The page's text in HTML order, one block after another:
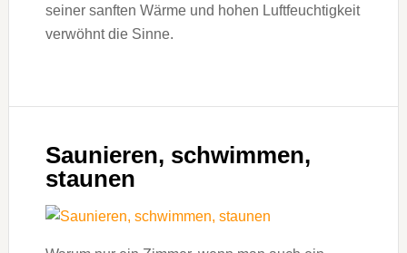
seiner sanften Wärme und hohen Luftfeuchtigkeit
verwöhnt die Sinne.
Saunieren, schwimmen,
staunen